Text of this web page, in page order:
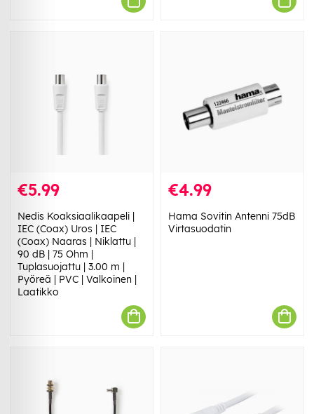
€5.99
Nedis Koaksiaalikaapeli |
IEC (Coax) Uros | IEC
(Coax) Naaras | Niklattu |
90 dB | 75 Ohm |
Tuplasuojattu | 3.00 m |
Pyöreä | PVC | Valkoinen |
Laatikko
€4.99
Hama Sovitin Antenni 75dB
Virtasuodatin